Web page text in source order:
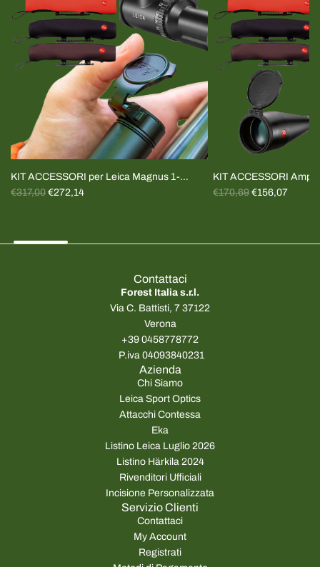
KIT ACCESSORI per Leica Magnus 1-
6.4x24 e Fortis 1-6x24
P
z
€317,00 €272,14
KIT ACCESSORI
Tappi+cover
P
€170,69 €156,07
Contattaci
Forest Italia s.r.l.
Via C. Battisti, 7 37122
Verona
+39 0458778772
P.iva 04093840231
Azienda
Chi Siamo
Leica Sport Optics
Attacchi Contessa
Eka
Listino Leica Luglio 2026
Listino Härkila 2024
Rivenditori Ufficiali
Incisione Personalizzata
Servizio Clienti
Contattaci
My Account
Registrati